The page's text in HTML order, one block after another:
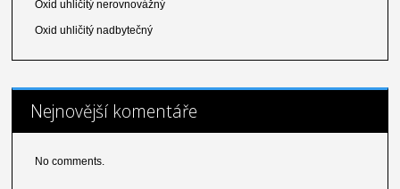
Oxid uhličitý nerovnovážný
Oxid uhličitý nadbytečný
Nejnovější komentáře
No comments.